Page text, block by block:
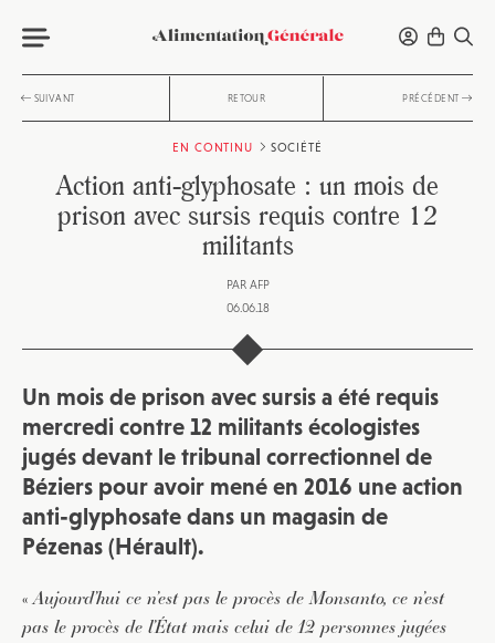
SUIVANT RETOUR PRÉCÉDENT
EN CONTINU SOCIÉTÉ
Action anti-glyphosate : un mois de
prison avec sursis requis contre 12
militants
PAR AFP
06.06.18
Un mois de prison avec sursis a été requis
mercredi contre 12 militants écologistes
jugés devant le tribunal correctionnel de
Béziers pour avoir mené en 2016 une action
anti-glyphosate dans un magasin de
Pézenas (Hérault).
«Aujourd’hui ce n’est pas le procès de Monsanto, ce n’est
pas le procès de l’État mais celui de 12 personnes jugées